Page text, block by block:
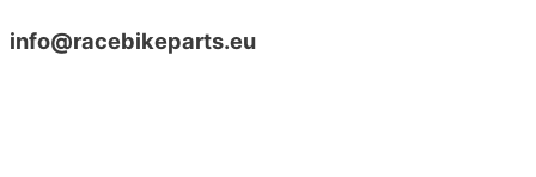
info@racebikeparts.eu